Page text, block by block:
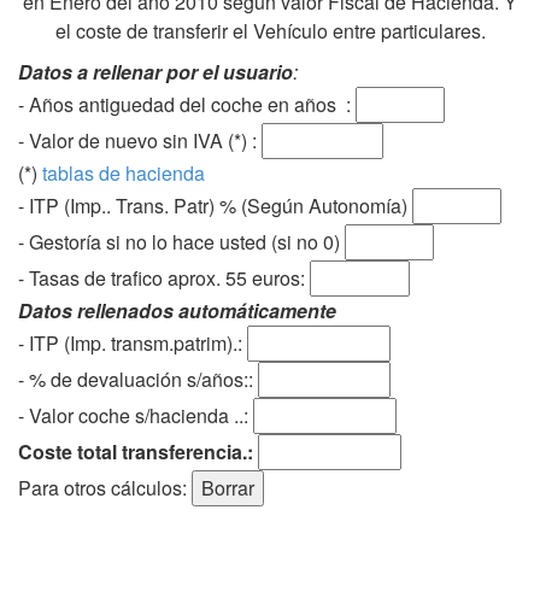
el coste de transferir el Vehículo entre particulares.
Datos a rellenar por el usuario:
- Años antiguedad del coche en años :
- Valor de nuevo sin IVA (*) :
(*) tablas de hacienda
- ITP (Imp.. Trans. Patr) % (Según Autonomía)
- Gestoría si no lo hace usted (si no 0)
-Tasas de trafico aprox. 55 euros:
Datos rellenados automáticamente
- ITP (Imp. transm.patrim).:
- % de devaluación s/años::
- Valor coche s/hacienda ..:
Coste total transferencia.:
Para otros cálculos: